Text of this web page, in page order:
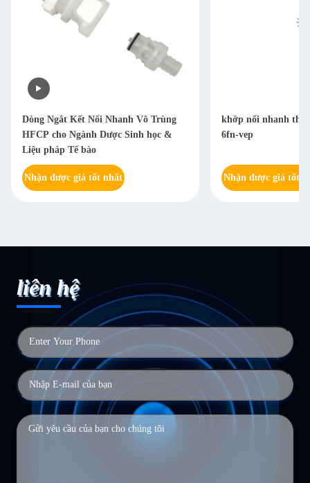
Dòng Ngắt Kết Nối Nhanh Vô Trùng
HFCP cho Ngành Dược Sinh học &
Liệu pháp Tế bào
Nhận được giá tốt nhất
khớp nối nhanh
6fn-vep
Nhận được giá tốt
liên hệ